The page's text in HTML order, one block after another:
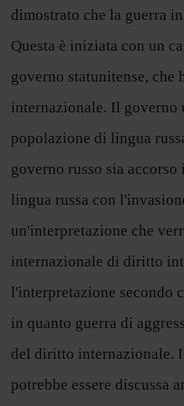
dimostrato che la guerra
Questa è iniziata con un
governo statunitense,
internazionale. Il governo
popolazione di lingua
governo russo sia
lingua russa con
un'interpretazione che
internazionale di diritto
l'interpretazione secondo
in quanto guerra di
del diritto internazionale.
potrebbe essere discussa